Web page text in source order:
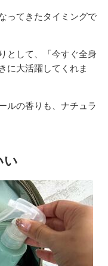
ってきたタイミングで
として、「今すぐ全身
に大活躍してくれま
ルの香りも、ナチュラ
い